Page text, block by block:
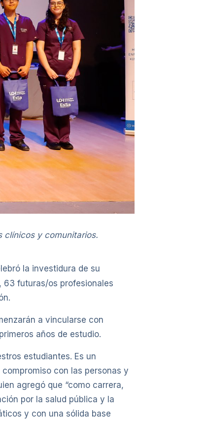
clínicos y comunitarios.
la investidura de su
63 futuras/os profesionales
a vincularse con
años de estudio.
estudiantes. Es un
con las personas y
agregó que “como carrera,
por la salud pública y la
y con una sólida base